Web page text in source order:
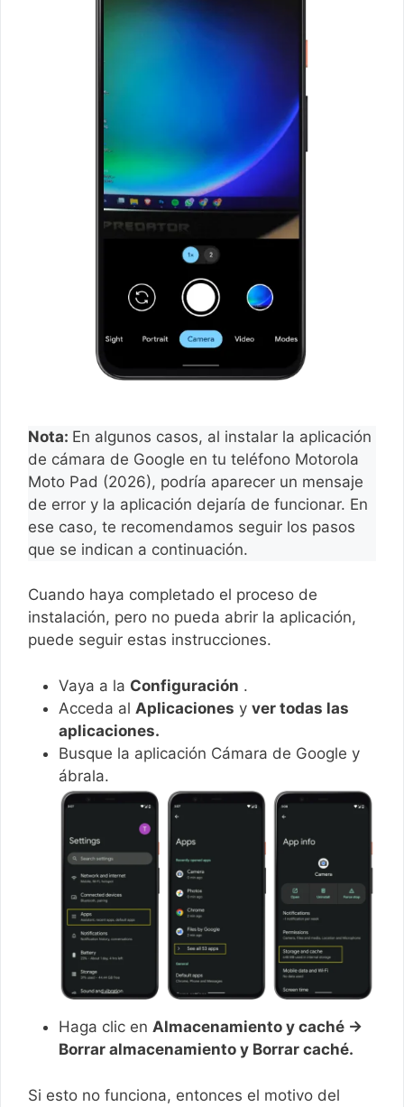
Nota: En algunos casos, al instalar la aplicación
de cámara de Google en tu teléfono Motorola
Moto Pad (2026), podría aparecer un mensaje
de error y la aplicación dejaría de funcionar. En
ese caso, te recomendamos seguir los pasos
que se indican a continuación.
Cuando haya completado el proceso de
instalación, pero no pueda abrir la aplicación,
puede seguir estas instrucciones.
Vaya a la Configuración .
Acceda al Aplicaciones y ver todas las
aplicaciones.
Busque la aplicación Cámara de Google y
ábrala.
Haga clic en Almacenamiento y caché →
Borrar almacenamiento y Borrar caché.
Si esto no funciona, entonces el motivo del